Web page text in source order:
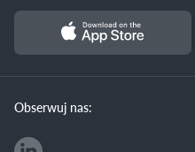
Obserwuj nas: